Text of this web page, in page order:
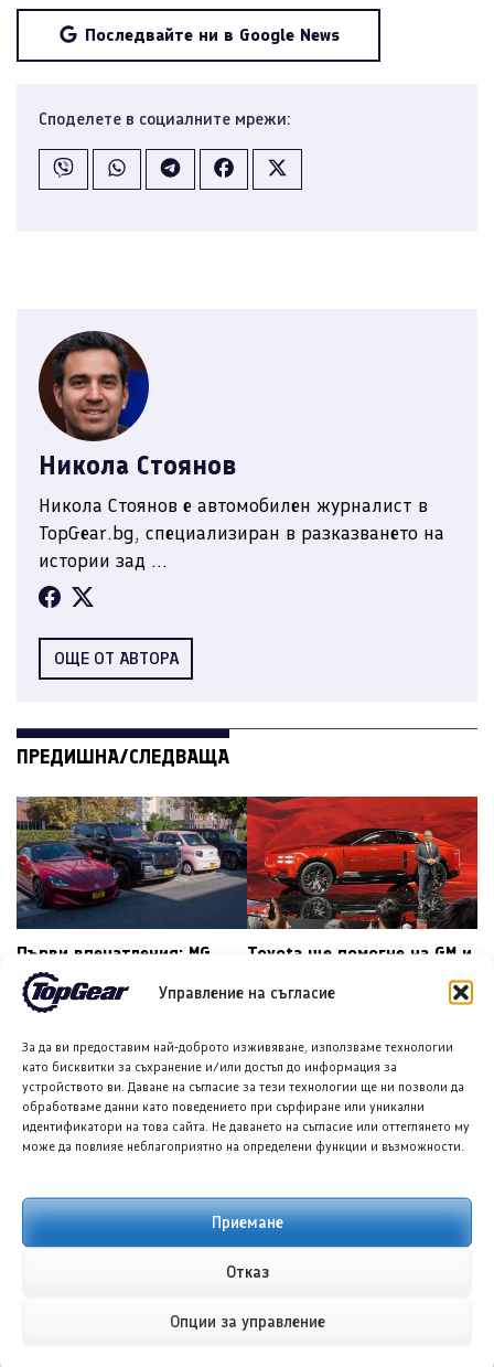
Управление на съгласие
За да ви предоставим най-доброто изживяване, използваме технологии
като бисквитки за съхранение и/или достъп до информация за
устройството ви. Даване на съгласие за тези технологии ще ни позволи да
обработваме данни като поведението при сърфиране или уникални
идентификатори на това сайта. Не даването на съгласие или оттеглянето му
може да повлияе неблагоприятно на определени функции и възможности.
Приемане
Отказ
Опции за управление
Последвайте ни в Google News
Споделете в социалните мрежи:
Никола Стоянов
Никола Стоянов е автомобилен журналист в
TopGear.bg, специализиран в разказването на
истории зад ...
ОЩЕ ОТ АВТОРА
ПРЕДИШНА/СЛЕДВАЩА
Първи впечатления: MG
Cyberster и Yangwang U8 –
двата полюса на
←
Toyota ще помогне на GM и
автомобили в Япония
→